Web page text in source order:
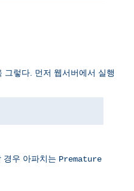
렇다. 먼저 웹서버에서 실행
경우 아파치는 Premature